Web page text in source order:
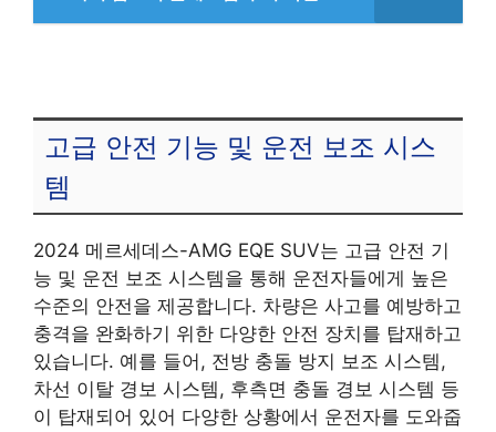
고급 안전 기능 및 운전 보조 시스
템
2024 메르세데스-AMG EQE SUV는 고급 안전 기
능 및 운전 보조 시스템을 통해 운전자들에게 높은
수준의 안전을 제공합니다. 차량은 사고를 예방하고
충격을 완화하기 위한 다양한 안전 장치를 탑재하고
있습니다. 예를 들어, 전방 충돌 방지 보조 시스템,
차선 이탈 경보 시스템, 후측면 충돌 경보 시스템 등
이 탑재되어 있어 다양한 상황에서 운전자를 도와줍